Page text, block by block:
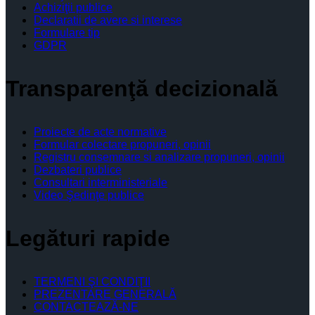
Achiziţii publice
Declaratii de avere si interese
Formulare tip
GDPR
Transparenţă decizională
Proiecte de acte normative
Formular colectare propuneri, opinii
Registru consemnare si analizare propuneri, opinii
Dezbateri publice
Consultari interministeriale
Video Şedinţe publice
Legături rapide
TERMENI ŞI CONDIŢII
PREZENTARE GENERALĂ
CONTACTEAZĂ-NE